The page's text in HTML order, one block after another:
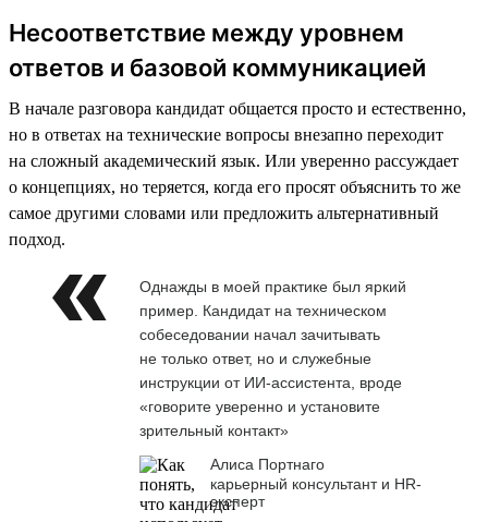
Несоответствие между уровнем
ответов и базовой коммуникацией
В начале разговора кандидат общается просто и естественно,
но в ответах на технические вопросы внезапно переходит
на сложный академический язык. Или уверенно рассуждает
о концепциях, но теряется, когда его просят объяснить то же
самое другими словами или предложить альтернативный
подход.
Однажды в моей практике был яркий
пример. Кандидат на техническом
собеседовании начал зачитывать
не только ответ, но и служебные
инструкции от ИИ-ассистента, вроде
«говорите уверенно и установите
зрительный контакт»
Алиса Портнаго
карьерный консультант и HR-
эксперт